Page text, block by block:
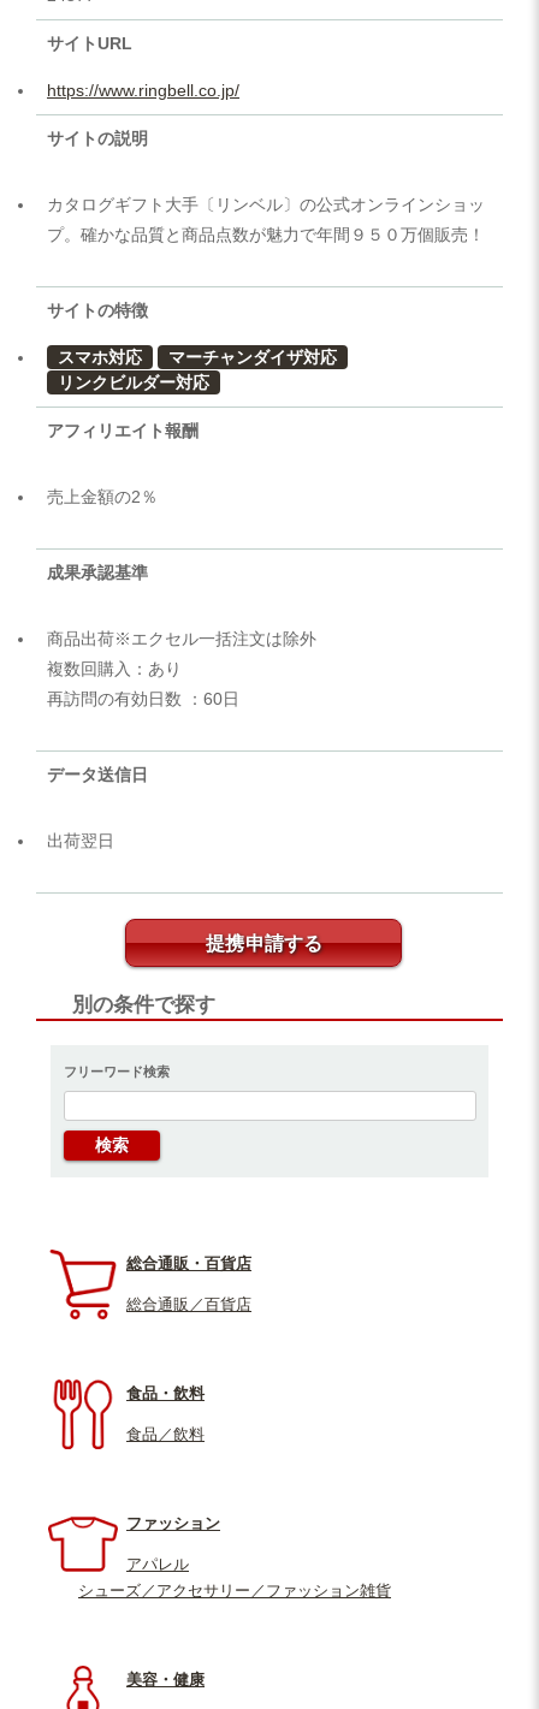
サイトURL
https://www.ringbell.co.jp/​
サイトの説明
カタログギフト大手〔リンベル〕の公式オンラインショッ
プ。確かな品質と商品点数が魅力で年間９５０万個販売！
サイトの特徴
スマホ対応
マーチャンダイザ対応
リンクビルダー対応
アフィリエイト報酬
売上金額の2％
成果承認基準
商品出荷※エクセル一括注文は除外
複数回購入：あり
再訪問の有効日数 ：60日
データ送信日
出荷翌日
提携申請する
別の条件で探す
フリーワード検索
総合通販・百貨店
総合通販／百貨店
食品・飲料
食品／飲料
ファッション
アパレル
シューズ／アクセサリー／ファッション雑貨
美容・健康